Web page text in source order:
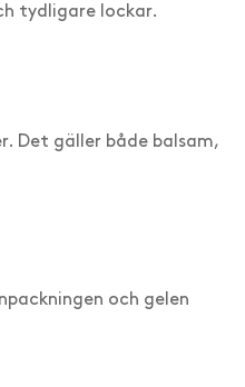
tydligare lockar.
Det gäller både balsam,
och gelen